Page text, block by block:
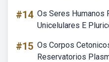
#14 Os Seres Humanos
Unicelulares E
#15 Os Corpos
Reservatorios